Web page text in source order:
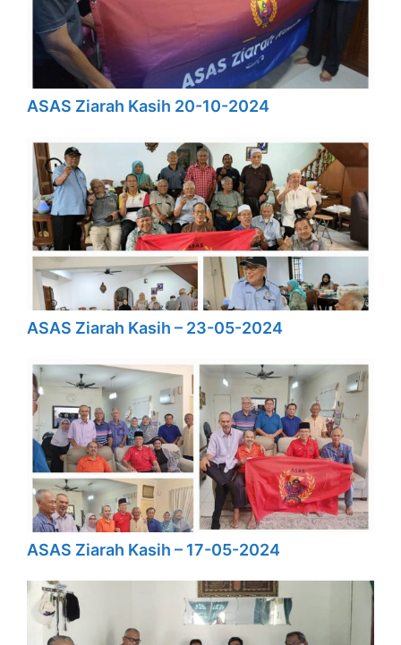
ASAS Ziarah Kasih 20-10-2024
ASAS Ziarah Kasih – 23-05-2024
ASAS Ziarah Kasih – 17-05-2024